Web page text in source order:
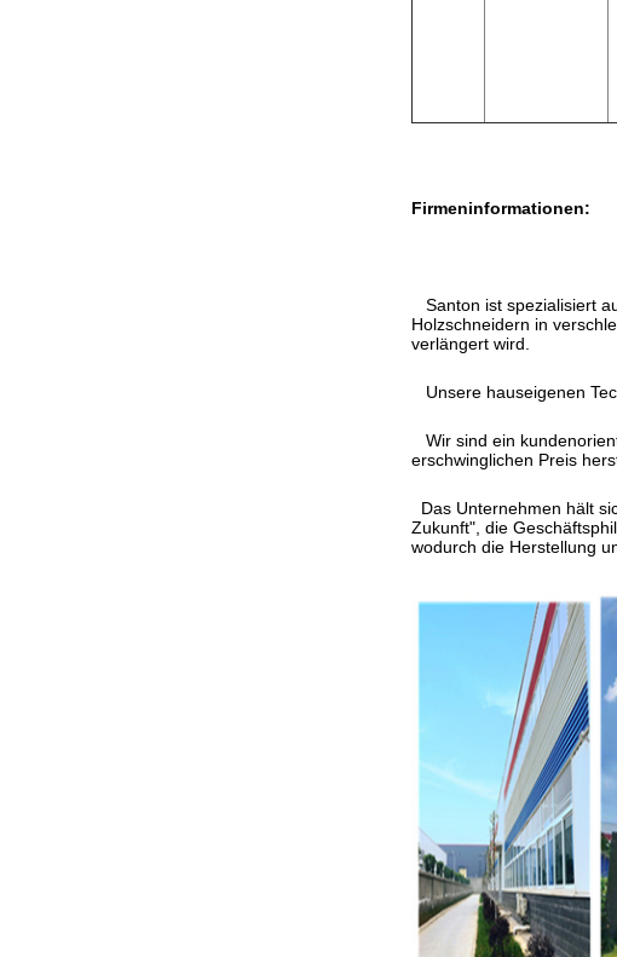
Firmeninformationen:
Santon ist spezialisiert
Holzschneidern in
verlängert wird.
Unsere hauseigenen
Wir sind ein
erschwinglichen Preis
Das Unternehmen hält
Zukunft", die
wodurch die Herstellung